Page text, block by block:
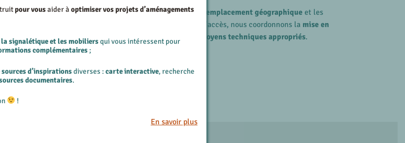
nous
l’état de
Selon votre emplacement géographique et les
difficultés d’accès, nous coordonnons la mise en
place des moyens techniques appropriés.
pour vousaider àoptimiser vos projets d’aménagements
la signalétique et les mobiliersqui vous intéressent pour
complémentaires ;
sources d’inspirationsdiverses :carte interactive, recherche
documentaires.
!
En savoir plus